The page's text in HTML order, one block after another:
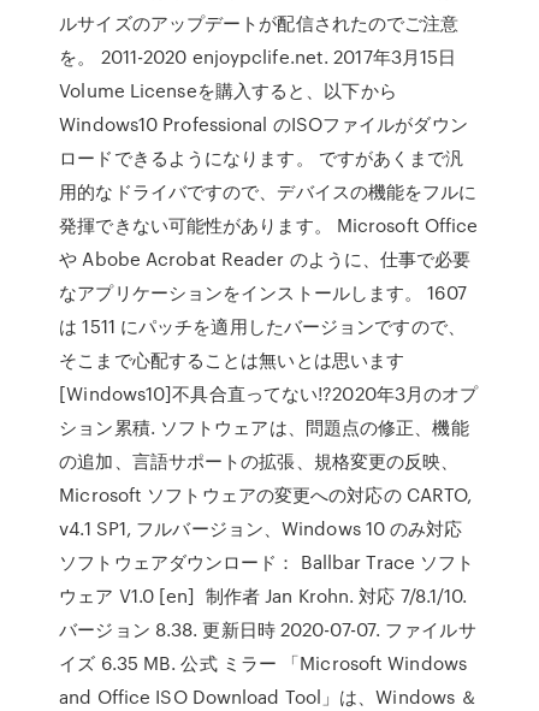
ルサイズのアップデートが配信されたのでご注意
を。 2011-2020 enjoypclife.net. 2017年3月15日
Volume Licenseを購入すると、以下から
Windows10 Professional のISOファイルがダウン
ロードできるようになります。 ですがあくまで汎
用的なドライバですので、デバイスの機能をフルに
発揮できない可能性があります。 Microsoft Office
や Abobe Acrobat Reader のように、仕事で必要
なアプリケーションをインストールします。 1607
は 1511 にパッチを適用したバージョンですので、
そこまで心配することは無いとは思います
[Windows10]不具合直ってない!?2020年3月のオプ
ション累積. ソフトウェアは、問題点の修正、機能
の追加、言語サポートの拡張、規格変更の反映、
Microsoft ソフトウェアの変更への対応の CARTO,
v4.1 SP1, フルバージョン、Windows 10 のみ対応
ソフトウェアダウンロード： Ballbar Trace ソフト
ウェア V1.0 [en] 制作者 Jan Krohn. 対応 7/8.1/10.
バージョン 8.38. 更新日時 2020-07-07. ファイルサ
イズ 6.35 MB. 公式 ミラー 「Microsoft Windows
and Office ISO Download Tool」は、Windows ＆